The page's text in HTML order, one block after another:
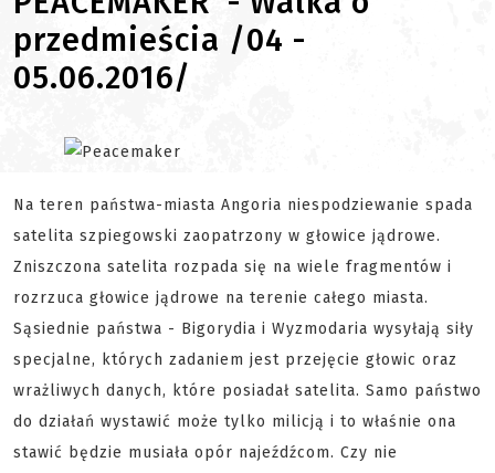
przedmieścia /04 -
05.06.2016/
Na teren państwa-miasta Angoria niespodziewanie spada
satelita szpiegowski zaopatrzony w głowice jądrowe.
Zniszczona satelita rozpada się na wiele fragmentów i
rozrzuca głowice jądrowe na terenie całego miasta.
Sąsiednie państwa - Bigorydia i Wyzmodaria wysyłają siły
specjalne, których zadaniem jest przejęcie głowic oraz
wrażliwych danych, które posiadał satelita. Samo państwo
do działań wystawić może tylko milicją i to właśnie ona
stawić będzie musiała opór najeźdźcom. Czy nie